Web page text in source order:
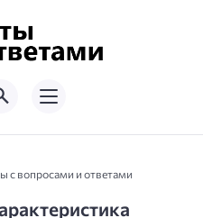
с вопросами и ответами